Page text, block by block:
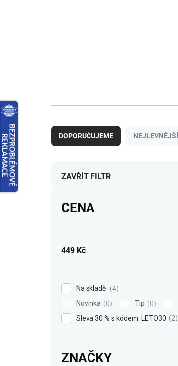
a
z
DOPORUČUJEME NEJLEVNĚJŠÍ
ZAVŘÍT FILTR
CENA
449 Kč
Na skladě
4
Novinka
0 Tip 0
Sleva 30 % s kódem: LETO30
2
ZNAČKY